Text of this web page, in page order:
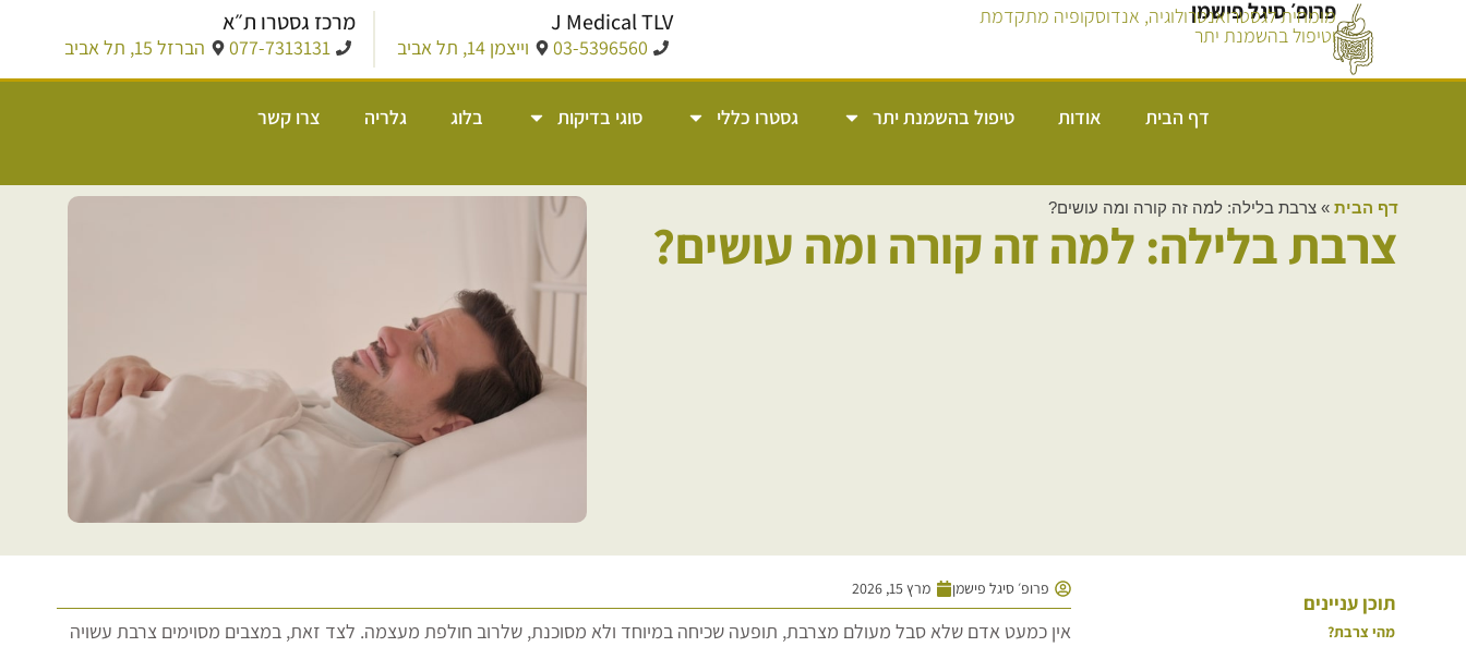
פרופ׳ סיגל פישמן
מומחית לגסטרואנטרולוגיה, אנדוסקופיה מתקדמת
וטיפול בהשמנת יתר מרכז גסטרו ת״א
077-7313131 הברזל 15, תל אביב
J Medical TLV
03-5396560 וייצמן 14, תל אביב
דף הבית אודות טיפול בהשמנת יתר גסטרו כללי סוגי בדיקות בלוג גלריה צרו קשר
דף הבית » צרבת בלילה: למה זה קורה ומה עושים?
צרבת בלילה: למה זה קורה ומה עושים?
תוכן עניינים
מהי צרבת?
פרופ׳ סיגל פישמן מרץ 15, 2026
אין כמעט אדם שלא סבל מעולם מצרבת, תופעה שכיחה במיוחד ולא מסוכנת, שלרוב חולפת מעצמה. לצד זאת, במצבים מסוימים צרבת עשויה